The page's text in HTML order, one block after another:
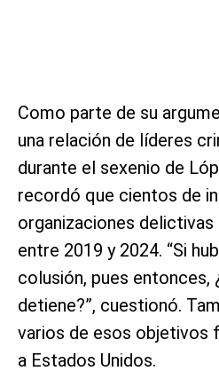
Como parte de su
una relación de líderes
durante el sexenio de
recordó que cientos de
organizaciones
entre 2019 y 2024. “Si
colusión, pues entonces,
detiene?”, cuestionó.
varios de esos objetivos
a Estados Unidos.